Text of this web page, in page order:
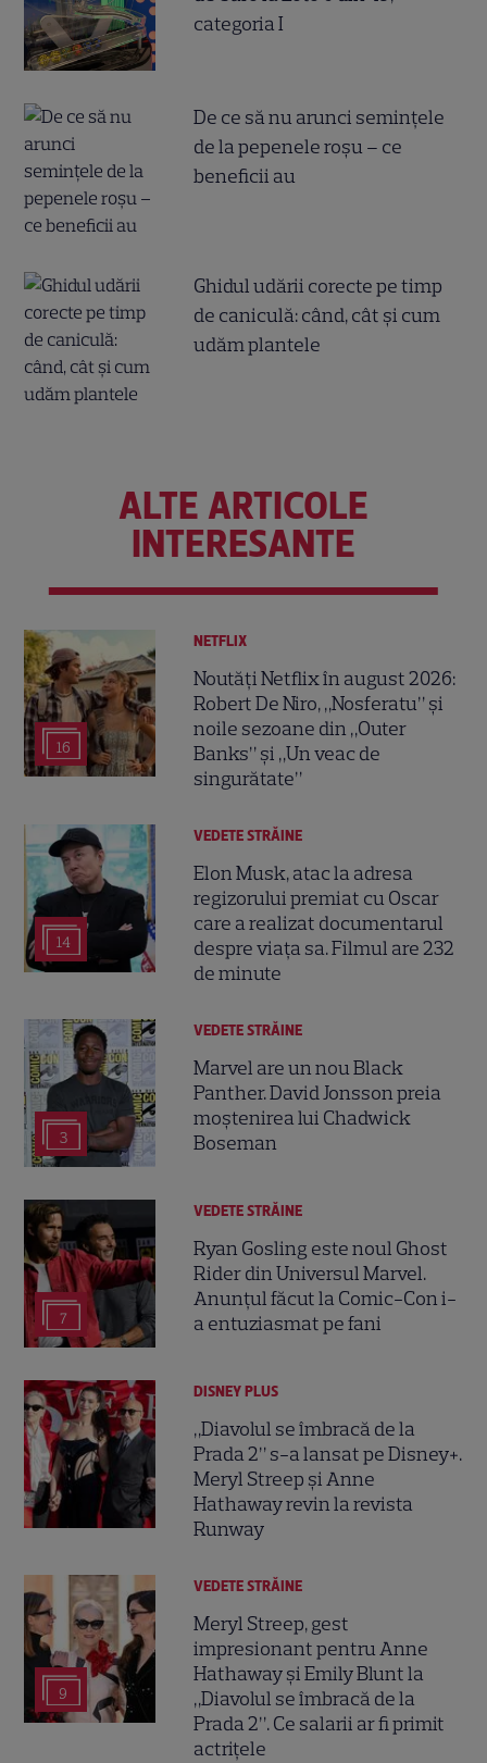
categoria I
De ce să nu arunci semințele
de la pepenele roșu – ce
beneficii au
Ghidul udării corecte pe timp
de caniculă: când, cât şi cum
udăm plantele
ALTE ARTICOLE
INTERESANTE
16
NETFLIX
Noutăți Netflix în august 2026:
Robert De Niro, „Nosferatu” și
noile sezoane din „Outer
Banks” și „Un veac de
singurătate”
14
VEDETE STRĂINE
Elon Musk, atac la adresa
regizorului premiat cu Oscar
care a realizat documentarul
despre viața sa. Filmul are 232
de minute
3
VEDETE STRĂINE
Marvel are un nou Black
Panther. David Jonsson preia
moștenirea lui Chadwick
Boseman
7
VEDETE STRĂINE
Ryan Gosling este noul Ghost
Rider din Universul Marvel.
Anunțul făcut la Comic-Con i-
a entuziasmat pe fani
DISNEY PLUS
„Diavolul se îmbracă de la
Prada 2” s-a lansat pe Disney+.
Meryl Streep și Anne
Hathaway revin la revista
Runway
9
VEDETE STRĂINE
Meryl Streep, gest
impresionant pentru Anne
Hathaway și Emily Blunt la
„Diavolul se îmbracă de la
Prada 2”. Ce salarii ar fi primit
actrițele